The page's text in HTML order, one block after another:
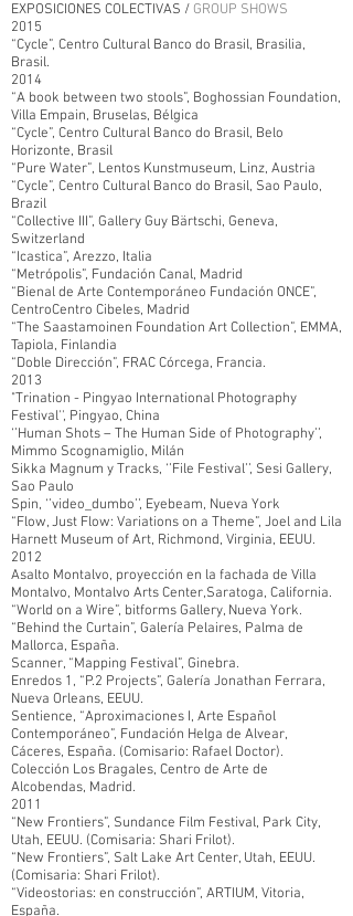
EXPOSICIONES COLECTIVAS / GROUP SHOWS
2015
“Cycle”, Centro Cultural Banco do Brasil, Brasilia,
Brasil.
2014
“A book between two stools”, Boghossian Foundation,
Villa Empain, Bruselas, Bélgica
“Cycle”, Centro Cultural Banco do Brasil, Belo
Horizonte, Brasil
“Pure Water”, Lentos Kunstmuseum, Linz, Austria
“Cycle”, Centro Cultural Banco do Brasil, Sao Paulo,
Brazil
“Collective III”, Gallery Guy Bärtschi, Geneva,
Switzerland
“Icastica”, Arezzo, Italia
“Metrópolis”, Fundación Canal, Madrid
“Bienal de Arte Contemporáneo Fundación ONCE”,
CentroCentro Cibeles, Madrid
“The Saastamoinen Foundation Art Collection”, EMMA,
Tapiola, Finlandia
“Doble Dirección”, FRAC Córcega, Francia.
2013
"Trination - Pingyao International Photography
Festival'', Pingyao, China
‘’Human Shots – The Human Side of Photography’’,
Mimmo Scognamiglio, Milán
Sikka Magnum y Tracks, ‘’File Festival’’, Sesi Gallery,
Sao Paulo
Spin, ‘’video_dumbo’’, Eyebeam, Nueva York
“Flow, Just Flow: Variations on a Theme”, Joel and Lila
Harnett Museum of Art, Richmond, Virginia, EEUU.
2012
Asalto Montalvo, proyección en la fachada de Villa
Montalvo, Montalvo Arts Center,Saratoga, California.
“World on a Wire”, bitforms Gallery, Nueva York.
“Behind the Curtain”, Galería Pelaires, Palma de
Mallorca, España.
Scanner, “Mapping Festival”, Ginebra.
Enredos 1, “P.2 Projects”, Galería Jonathan Ferrara,
Nueva Orleans, EEUU.
Sentience, “Aproximaciones I, Arte Español
Contemporáneo”, Fundación Helga de Alvear,
Cáceres, España. (Comisario: Rafael Doctor).
Colección Los Bragales, Centro de Arte de
Alcobendas, Madrid.
2011
“New Frontiers”, Sundance Film Festival, Park City,
Utah, EEUU. (Comisaria: Shari Frilot).
“New Frontiers”, Salt Lake Art Center, Utah, EEUU.
(Comisaria: Shari Frilot).
“Videostorias: en construcción”, ARTIUM, Vitoria,
España.